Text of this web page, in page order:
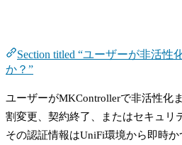
Section titled “ユーザーが非活性
か？”
ユーザーがMKControllerで非活性化
割変更、契約終了、またはセキュ
その認証情報はUniFi環境から即時か